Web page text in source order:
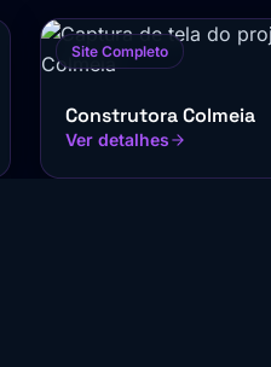
Site Completo
Construtora Colmeia
Ver detalhes